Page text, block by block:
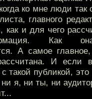
ко мне люди
главного
и для чего
Как она
А самое
И если
такой публикой,
я, ни ты, ни